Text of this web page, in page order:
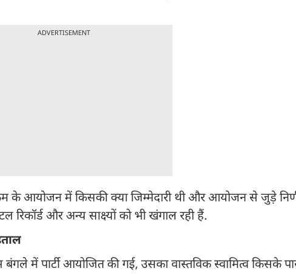
ADVERTISEMENT
के आयोजन में किसकी क्या जिम्मेदारी थी और आयोजन से जुड़े
और अन्य साक्ष्यों को भी खंगाल रही हैं.
में पार्टी आयोजित की गई, उसका वास्तविक स्वामित्व किसके